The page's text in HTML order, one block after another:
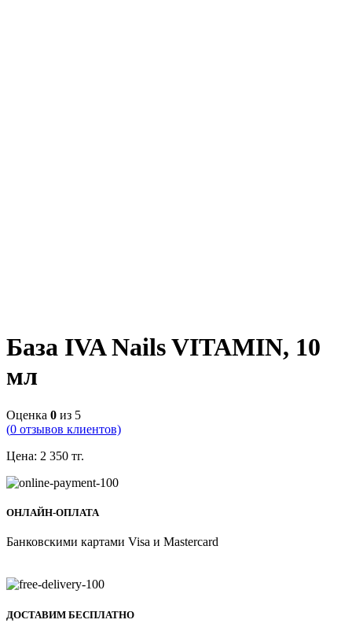
База IVA Nails VITAMIN, 10
мл
Оценка 0 из 5
(0 отзывов клиентов)
Цена: 2 350 тг.
ОНЛАЙН-ОПЛАТА
Банковскими картами Visa и Mastercard
ДОСТАВИМ БЕСПЛАТНО